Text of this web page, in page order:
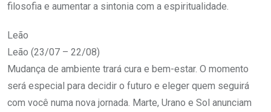
filosofia e aumentar a sintonia com a espiritualidade.
Leão
Leão (23/07 – 22/08)
Mudança de ambiente trará cura e bem-estar. O momento
será especial para decidir o futuro e eleger quem seguirá
com você numa nova jornada. Marte, Urano e Sol anunciam